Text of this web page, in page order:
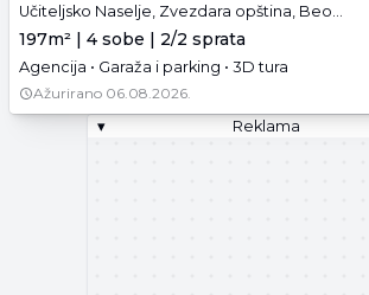
Učiteljsko Naselje, Zvezdara opština, Beograd
197m² | 4 sobe | 2/2 sprata
Agencija • Garaža i parking • 3D tura
Ažurirano 06.08.2026.
▾
Reklama